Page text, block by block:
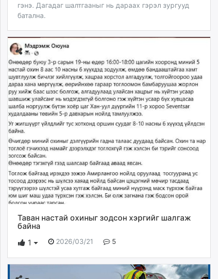
гэнэ. Дагадаг шалтгааныг нь дараах гэрэл зургууд
батална.
Таван настай охиныг зодсон хэргийг шалгаж
байна
1
2026/03/21 5